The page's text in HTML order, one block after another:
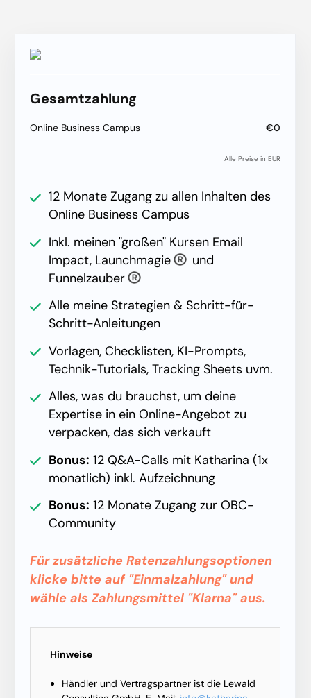
Gesamtzahlung
Online Business Campus €0
Alle Preise in EUR
12 Monate Zugang zu allen Inhalten des
Online Business Campus
Inkl. meinen "großen" Kursen Email
Impact, Launchmagie
und
Funnelzauber
Alle meine Strategien & Schritt-für-
Schritt-Anleitungen​
Vorlagen, Checklisten, KI-Prompts,
Technik-Tutorials, Tracking Sheets uvm.​
Alles, was du brauchst, um deine
Expertise in ein Online-Angebot zu
verpacken, das sich verkauft​
Bonus: 12 Q&A-Calls mit Katharina (1x
monatlich) inkl. Aufzeichnung​
Bonus: 12 Monate Zugang zur OBC-
Community​
Für zusätzliche Ratenzahlungsoptionen
klicke bitte auf "Einmalzahlung" und
wähle als Zahlungsmittel "Klarna" aus.
Hinweise
Händler und Vertragspartner ist die Lewald